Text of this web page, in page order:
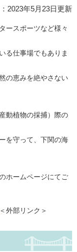
2023年5月23日更新
ースポーツなど様々
る仕事場でもありま
の恵みを絶やさない
動植物の採捕）際の
を守って、下関の海
ホームページにてご
＜外部リンク＞